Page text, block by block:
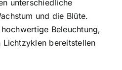
unterschiedliche
und die Blüte.
Beleuchtung,
bereitstellen